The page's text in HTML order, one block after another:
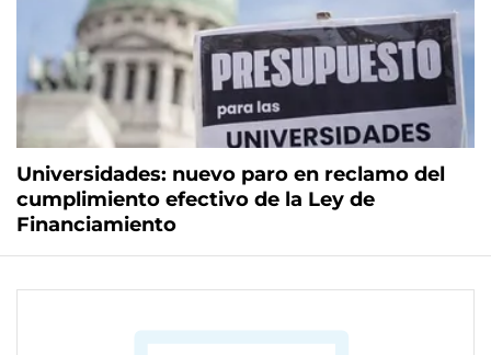
Universidades: nuevo paro en reclamo del
cumplimiento efectivo de la Ley de
Financiamiento